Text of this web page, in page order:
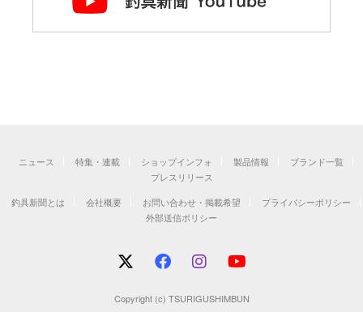
ニュース 特集・連載 ショップインフォ 製品情報
ブランド一覧
プレスリリース
釣具新聞とは
会社概要 お問い合わせ・掲載希望
プライバシーポリシー
外部送信ポリシー
Copyright (c) TSURIGUSHIMBUN